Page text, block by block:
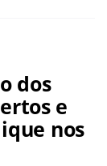
dos
e
nos